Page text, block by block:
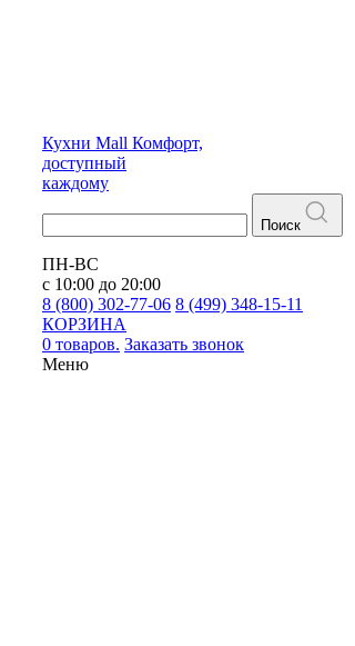
Кухни Mall Комфорт,
доступный
каждому
Поиск
ПН-ВС
с 10:00 до 20:00
8 (800) 302-77-06 8 (499) 348-15-11
КОРЗИНА
0 товаров. Заказать звонок
Меню